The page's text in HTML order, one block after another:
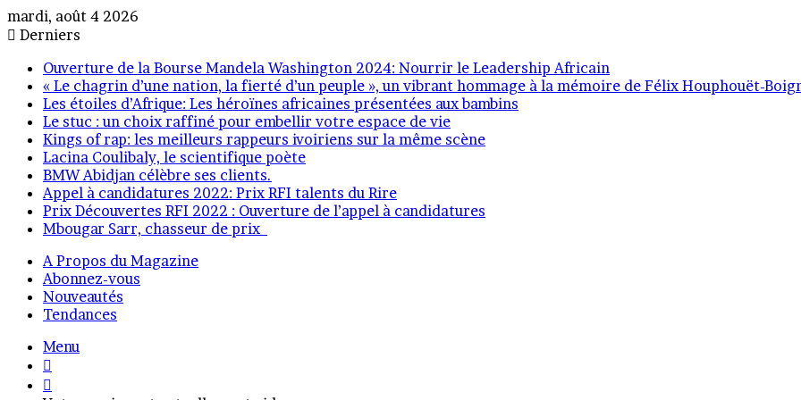
mardi, août 4 2026
Derniers
Ouverture de la Bourse Mandela Washington 2024: Nourrir le Leadership Africain
« Le chagrin d’une nation, la fierté d’un peuple », un vibrant hommage à la mémoire de Félix Houphouët-
Les étoiles d’Afrique: Les héroïnes africaines présentées aux bambins
Le stuc : un choix raffiné pour embellir votre espace de vie
Kings of rap: les meilleurs rappeurs ivoiriens sur la même scène
Lacina Coulibaly, le scientifique poète
BMW Abidjan célèbre ses clients.
Appel à candidatures 2022: Prix RFI talents du Rire
Prix Découvertes RFI 2022 : Ouverture de l’appel à candidatures
Mbougar Sarr, chasseur de prix
A Propos du Magazine
Abonnez-vous
Nouveautés
Tendances
Menu